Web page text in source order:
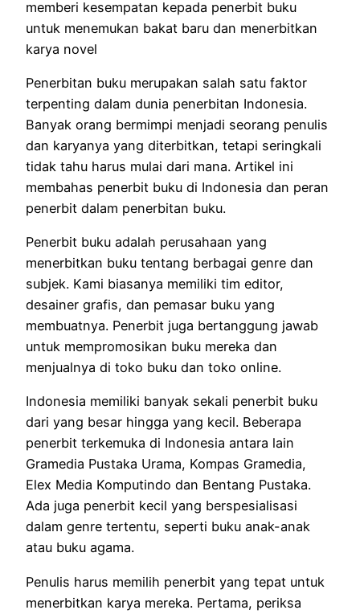
memberi kesempatan kepada penerbit buku
untuk menemukan bakat baru dan menerbitkan
karya novel
Penerbitan buku merupakan salah satu faktor
terpenting dalam dunia penerbitan Indonesia.
Banyak orang bermimpi menjadi seorang penulis
dan karyanya yang diterbitkan, tetapi seringkali
tidak tahu harus mulai dari mana. Artikel ini
membahas penerbit buku di Indonesia dan peran
penerbit dalam penerbitan buku.
Penerbit buku adalah perusahaan yang
menerbitkan buku tentang berbagai genre dan
subjek. Kami biasanya memiliki tim editor,
desainer grafis, dan pemasar buku yang
membuatnya. Penerbit juga bertanggung jawab
untuk mempromosikan buku mereka dan
menjualnya di toko buku dan toko online.
Indonesia memiliki banyak sekali penerbit buku
dari yang besar hingga yang kecil. Beberapa
penerbit terkemuka di Indonesia antara lain
Gramedia Pustaka Urama, Kompas Gramedia,
Elex Media Komputindo dan Bentang Pustaka.
Ada juga penerbit kecil yang berspesialisasi
dalam genre tertentu, seperti buku anak-anak
atau buku agama.
Penulis harus memilih penerbit yang tepat untuk
menerbitkan karya mereka. Pertama, periksa